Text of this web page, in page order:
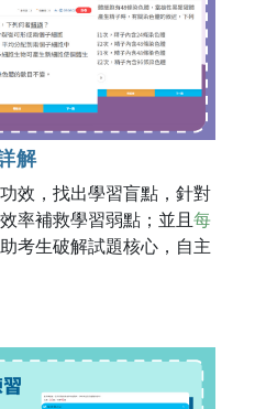
解
效，找出學習盲點，針對
率補救學習弱點；並且 每
助考生破解試題核心，自主